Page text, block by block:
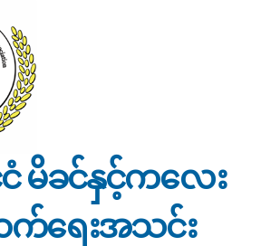
content
ငံ မိခင်နှင့်ကလေး
က်ရေးအသင်း